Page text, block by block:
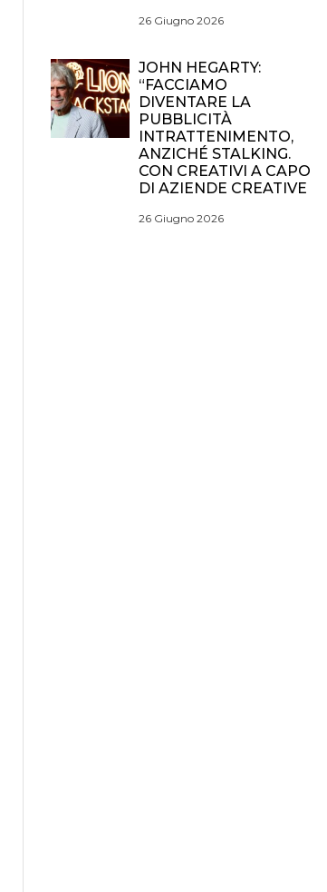
26 Giugno 2026
JOHN HEGARTY:
“FACCIAMO
DIVENTARE LA
PUBBLICITÀ
INTRATTENIMENTO,
ANZICHÉ STALKING.
CON CREATIVI A CAPO
DI AZIENDE CREATIVE
26 Giugno 2026